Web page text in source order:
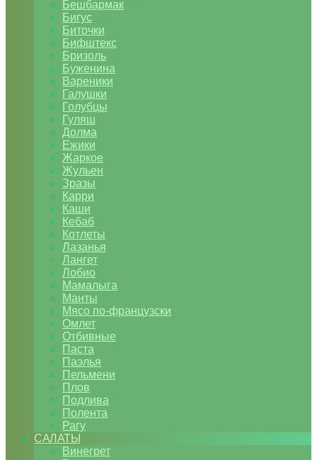
Бешбармак
Бигус
Биточки
Бифштекс
Бризоль
Буженина
Вареники
Галушки
Голубцы
Гуляш
Долма
Ежики
Жаркое
Жульен
Зразы
Карри
Каши
Кебаб
Котлеты
Лазанья
Лангет
Лобио
Мамалыга
Манты
Мясо по-французски
Омлет
Отбивные
Паста
Паэлья
Пельмени
Плов
Подлива
Полента
Рагу
САЛАТЫ
Винегрет